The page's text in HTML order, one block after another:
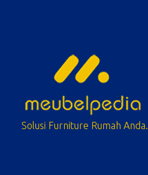
meubelpedia.com
Solusi Furniture Rumah Anda.